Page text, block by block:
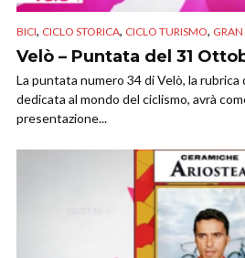
BICI, CICLO STORICA, CICLO TURISMO,
Velò – Puntata del 31
La puntata numero 34 di Velò, la
dedicata al mondo del ciclismo, avrà
presentazione...